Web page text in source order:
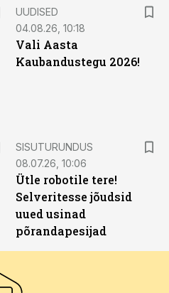
UUDISED
04.08.26, 10:18
Vali Aasta
Kaubandustegu 2026!
SISUTURUNDUS
08.07.26, 10:06
Ütle robotile tere!
Selveritesse jõudsid
uued usinad
põrandapesijad